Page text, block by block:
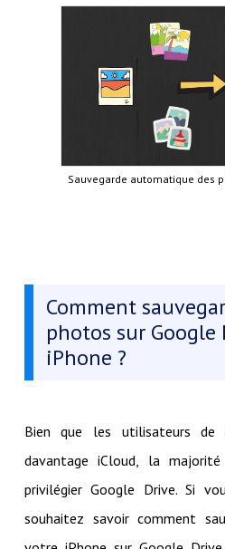
Sauvegarde automatique des
Comment
photos sur Google
iPhone ?
Bien que les utilisateurs de
davantage iCloud, la
privilégier Google Drive. Si
souhaitez savoir comment